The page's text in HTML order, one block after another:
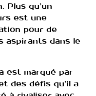
Plus qu’un
est une
pour de
aspirants dans le
est marqué par
des défis qu’il a